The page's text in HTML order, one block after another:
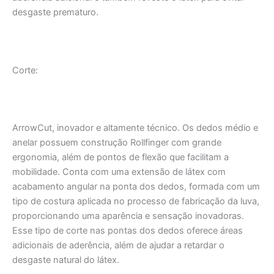
desgaste prematuro.
Corte:
ArrowCut, inovador e altamente técnico. Os dedos médio e
anelar possuem construção Rollfinger com grande
ergonomia, além de pontos de flexão que facilitam a
mobilidade. Conta com uma extensão de látex com
acabamento angular na ponta dos dedos, formada com um
tipo de costura aplicada no processo de fabricação da luva,
proporcionando uma aparência e sensação inovadoras.
Esse tipo de corte nas pontas dos dedos oferece áreas
adicionais de aderência, além de ajudar a retardar o
desgaste natural do látex.